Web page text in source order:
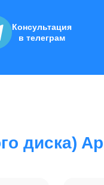
Консультация
в телеграм
диска)